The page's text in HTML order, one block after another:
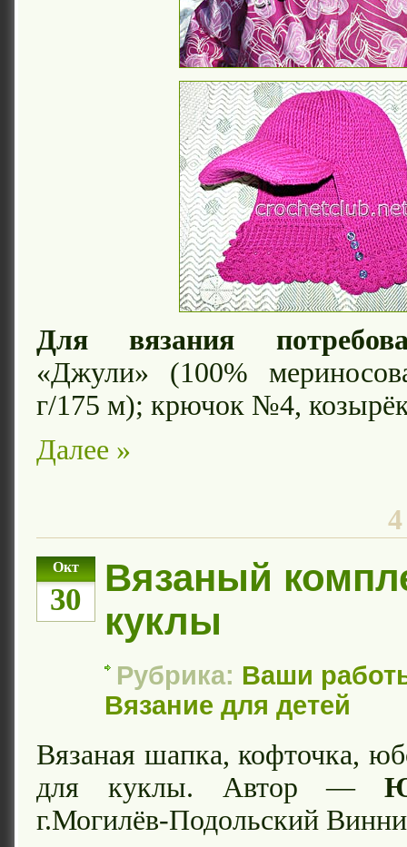
Для вязания
«Джули» (100%
г/175 м); крючок №4,
Далее »
Окт
30
Вязаный
куклы
Рубрика: Ваши
Вязание для детей
Вязаная шапка, кофточка,
для куклы. Автор —
г.Могилёв-Подольский